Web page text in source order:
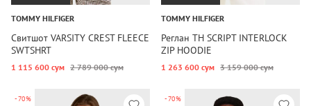
TOMMY HILFIGER
Свитшот VARSITY CREST FLEECE
SWTSHRT
1 115 600 сум 2 789 000 сум
TOMMY HILFIGER
Реглан TH SCRIPT INTERLOCK
ZIP HOODIE
1 263 600 сум 3 159 000 сум
-70% -70%